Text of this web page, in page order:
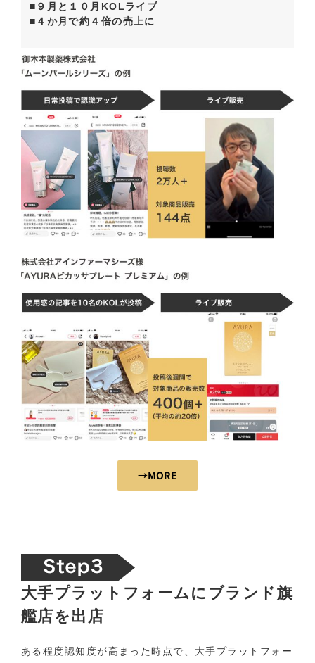
■９月と１０月KOLライブ
■４か月で約４倍の売上に
→MORE
大手プラットフォームにブランド旗
艦店を出店
ある程度認知度が高まった時点で、大手プラットフォー